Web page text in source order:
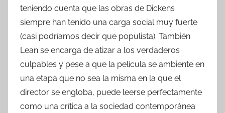
teniendo cuenta que las obras de Dickens
siempre han tenido una carga social muy fuerte
(casi podríamos decir que populista). También
Lean se encarga de atizar a los verdaderos
culpables y pese a que la película se ambiente en
una etapa que no sea la misma en la que el
director se engloba, puede leerse perfectamente
como una crítica a la sociedad contemporánea